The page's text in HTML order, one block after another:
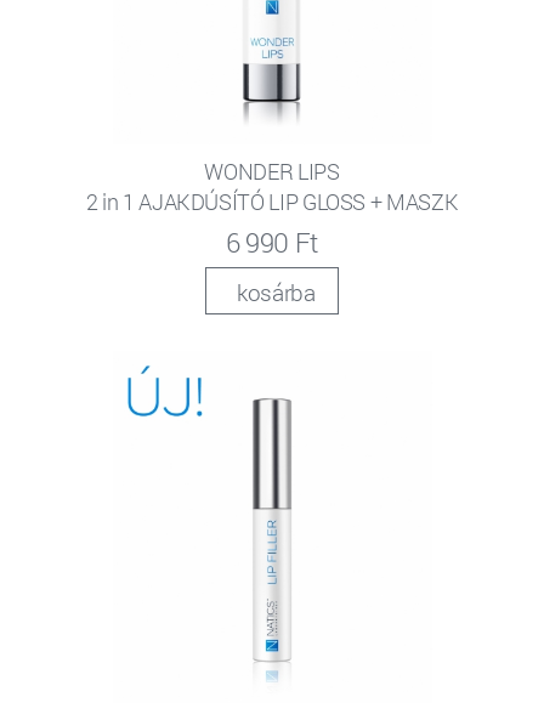
WONDER LIPS
2 in 1 AJAKDÚSÍTÓ LIP GLOSS + MASZK
6 990 Ft
kosárba